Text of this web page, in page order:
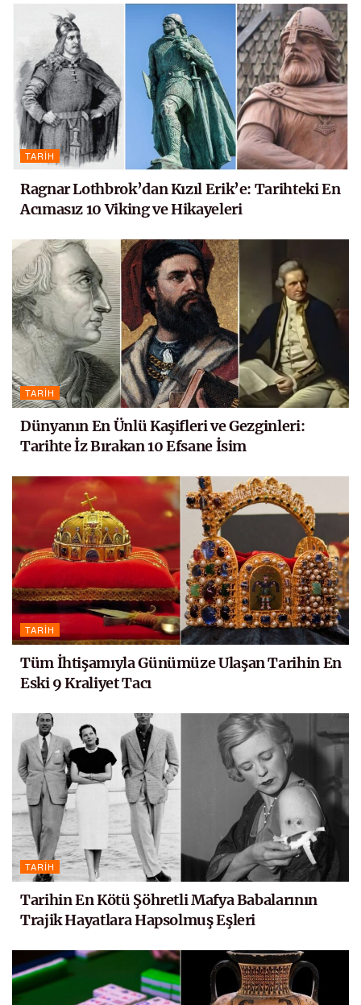
TARIH
Ragnar Lothbrok’dan Kızıl Erik’e: Tarihteki En
Acımasız 10 Viking ve Hikayeleri
TARIH
Dünyanın En Ünlü Kaşifleri ve Gezginleri:
Tarihte İz Bırakan 10 Efsane İsim
TARIH
Tüm İhtişamıyla Günümüze Ulaşan Tarihin En
Eski 9 Kraliyet Tacı
TARIH
Tarihin En Kötü Şöhretli Mafya Babalarının
Trajik Hayatlara Hapsolmuş Eşleri